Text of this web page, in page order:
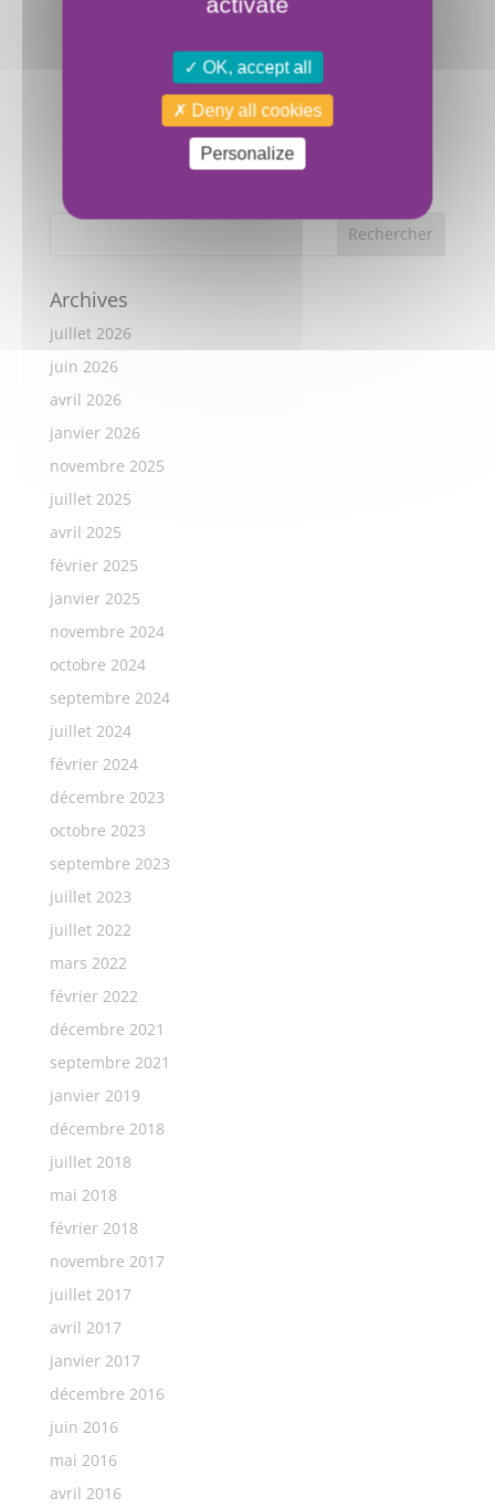
Archives
juillet 2026
juin 2026
avril 2026
janvier 2026
novembre 2025
juillet 2025
avril 2025
février 2025
janvier 2025
novembre 2024
octobre 2024
septembre 2024
juillet 2024
février 2024
décembre 2023
octobre 2023
septembre 2023
juillet 2023
juillet 2022
mars 2022
février 2022
décembre 2021
septembre 2021
janvier 2019
décembre 2018
juillet 2018
mai 2018
février 2018
novembre 2017
juillet 2017
avril 2017
janvier 2017
décembre 2016
juin 2016
mai 2016
avril 2016
OK, accept all
Deny all cookies
Personalize